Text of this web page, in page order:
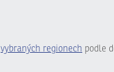
vybraných regionech podle